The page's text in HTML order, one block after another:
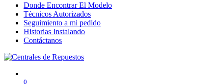
Donde Encontrar El Modelo
Técnicos Autorizados
Seguimiento a mi pedido
Historias Instalando
Contáctanos
0